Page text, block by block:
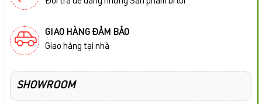
GIAO HÀNG ĐẢM BẢO
Giao hàng tại nhà
SHOWROOM